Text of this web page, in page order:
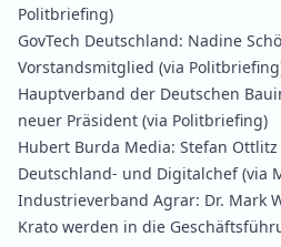
Politbriefing)
GovTech Deutschland: Nadine
Vorstandsmitglied (via
Hauptverband der Deutschen
neuer Präsident (via Politbriefing)
Hubert Burda Media: Stefan
Deutschland- und Digitalchef(via
Industrieverband Agrar: Dr. Mark
Krato werden in die